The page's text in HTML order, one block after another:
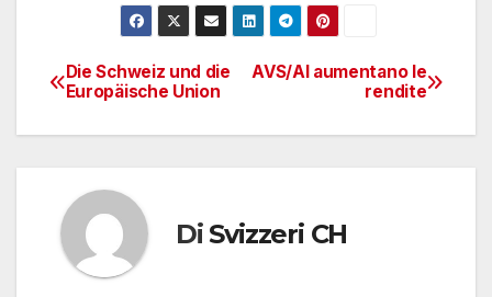
Navigazione
articoli
AVS/AI aumentano le
rendite
Die Schweiz und die
Europäische Union
Di Svizzeri CH